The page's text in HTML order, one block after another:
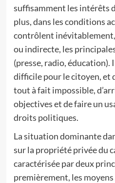
suffisamment les intérêts
plus, dans les conditions
contrôlent inévitablement,
ou indirecte, les
(presse, radio,
difficile pour le citoyen, et
tout à fait impossible,
objectives et de faire un
droits politiques.
La situation dominante
sur la propriété privée du
caractérisée par deux
premièrement, les